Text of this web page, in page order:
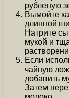
рубленую
Вымойте
длинной
Натрите
мукой и
Если
чайную
добавить
Затем